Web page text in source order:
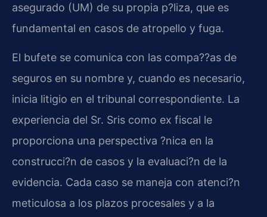
asegurado (UM) de su propia p?liza, que es
fundamental en casos de atropello y fuga.
El bufete se comunica con las compa??as de
seguros en su nombre y, cuando es necesario,
inicia litigio en el tribunal correspondiente. La
experiencia del Sr. Sris como ex fiscal le
proporciona una perspectiva ?nica en la
construcci?n de casos y la evaluaci?n de la
evidencia. Cada caso se maneja con atenci?n
meticulosa a los plazos procesales y a la